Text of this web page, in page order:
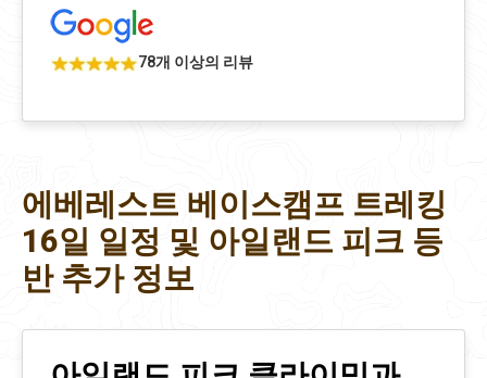
78개 이상의 리뷰
에베레스트 베이스캠프 트레킹
16일 일정 및 아일랜드 피크 등
반 추가 정보